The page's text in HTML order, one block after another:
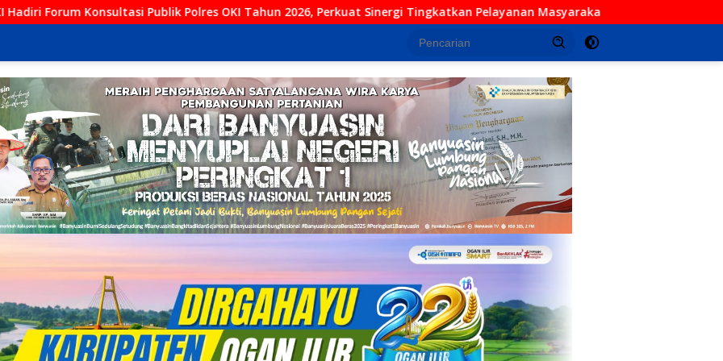
Polres OKI Tahun 2026, Perkuat Sinergi Tingkatkan Pelayanan Masyarakat Polres OKI Gelar Forum Konsultasi